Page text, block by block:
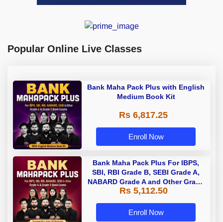
Popular Online Live Classes
Bank Maha Pack Plus with English
Medium Book Kit
Rs 6,817.25
Enroll Now
Bank Maha Pack Plus For IBPS,
SBI, RBI Grade B, SEBI Grade A,
NABARD Grade A and Other Grade
A & Grade B Bank Exams
Rs 5,112.50
Enroll Now